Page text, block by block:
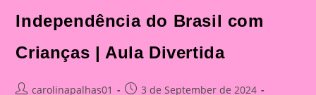
Independência do Brasil com
Crianças | Aula Divertida
Postcarolinapalhas01 Post3 de September de 2024